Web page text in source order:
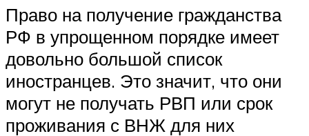
Право на получение гражданства
РФ в упрощенном порядке имеет
довольно большой список
иностранцев. Это значит, что они
могут не получать РВП или срок
проживания с ВНЖ для них